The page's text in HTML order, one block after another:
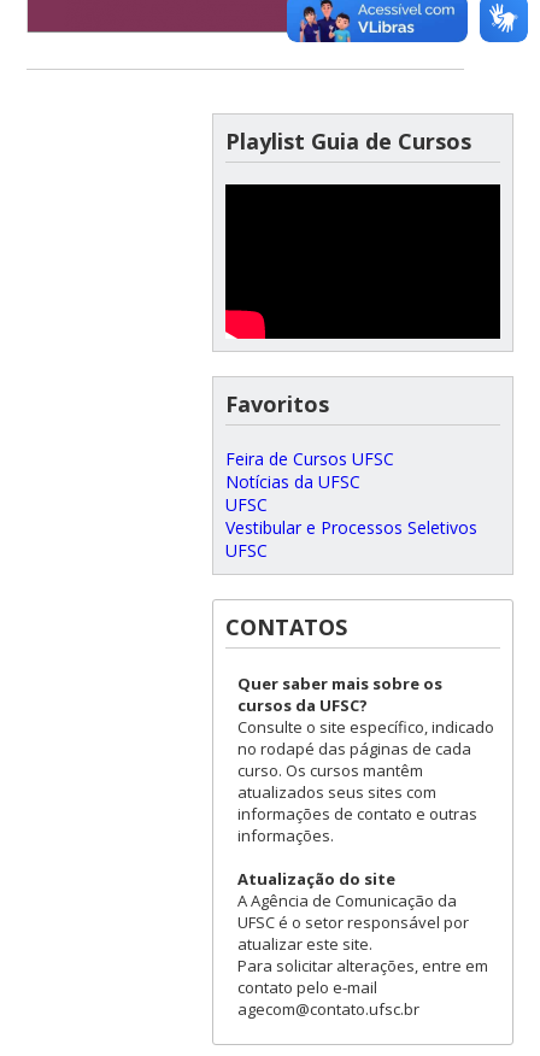
Playlist Guia de Cursos
Favoritos
Feira de Cursos UFSC
Notícias da UFSC
UFSC
Vestibular e Processos Seletivos
UFSC
CONTATOS
Quer saber mais sobre os
cursos da UFSC?
Consulte o site específico, indicado
no rodapé das páginas de cada
curso. Os cursos mantêm
atualizados seus sites com
informações de contato e outras
informações.
Atualização do site
A Agência de Comunicação da
UFSC é o setor responsável por
atualizar este site.
Para solicitar alterações, entre em
contato pelo e-mail
agecom@contato.ufsc.br